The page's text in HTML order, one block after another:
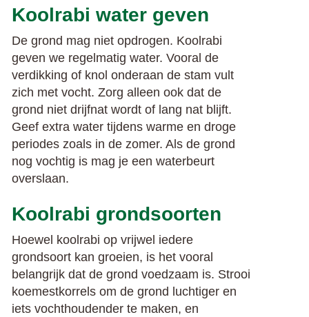
Koolrabi water geven
De grond mag niet opdrogen. Koolrabi
geven we regelmatig water. Vooral de
verdikking of knol onderaan de stam vult
zich met vocht. Zorg alleen ook dat de
grond niet drijfnat wordt of lang nat blijft.
Geef extra water tijdens warme en droge
periodes zoals in de zomer. Als de grond
nog vochtig is mag je een waterbeurt
overslaan.
Koolrabi grondsoorten
Hoewel koolrabi op vrijwel iedere
grondsoort kan groeien, is het vooral
belangrijk dat de grond voedzaam is. Strooi
koemestkorrels om de grond luchtiger en
iets vochthoudender te maken, en